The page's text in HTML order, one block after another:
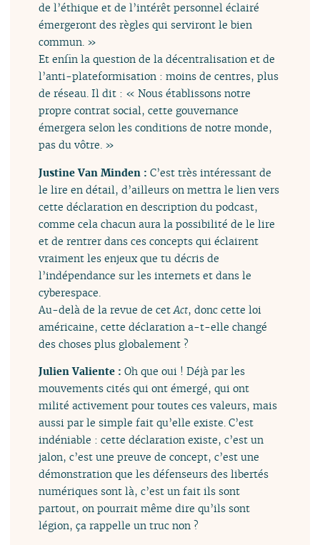
de l’éthique et de l’intérêt personnel éclairé
émergeront des règles qui serviront le bien
commun. »
Et enfin la question de la décentralisation et de
l’anti-plateformisation : moins de centres, plus
de réseau. Il dit : « Nous établissons notre
propre contrat social, cette gouvernance
émergera selon les conditions de notre monde,
pas du vôtre. »
Justine Van Minden :C’est très intéressant de
le lire en détail, d’ailleurs on mettra le lien vers
cette déclaration en description du podcast,
comme cela chacun aura la possibilité de le lire
et de rentrer dans ces concepts qui éclairent
vraiment les enjeux que tu décris de
l’indépendance sur les internets et dans le
cyberespace.
Au-delà de la revue de cetAct, donc cette loi
américaine, cette déclaration a-t-elle changé
des choses plus globalement ?
Julien Valiente :Oh que oui ! Déjà par les
mouvements cités qui ont émergé, qui ont
milité activement pour toutes ces valeurs, mais
aussi par le simple fait qu’elle existe. C’est
indéniable : cette déclaration existe, c’est un
jalon, c’est une preuve de concept, c’est une
démonstration que les défenseurs des libertés
numériques sont là, c’est un fait ils sont
partout, on pourrait même dire qu’ils sont
légion, ça rappelle un truc non ?